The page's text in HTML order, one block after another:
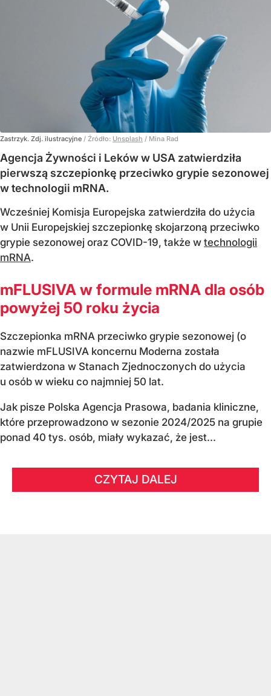
Zastrzyk. Zdj. ilustracyjne / Źródło: Unsplash / Mina Rad
Agencja Żywności i Leków w USA zatwierdziła
pierwszą szczepionkę przeciwko grypie sezonowej
w technologii mRNA.
Wcześniej Komisja Europejska zatwierdziła do użycia
w Unii Europejskiej szczepionkę skojarzoną przeciwko
grypie sezonowej oraz COVID-19, także w technologii
mRNA.
mFLUSIVA w formule mRNA dla osób
powyżej 50 roku życia
Szczepionka mRNA przeciwko grypie sezonowej (o
nazwie mFLUSIVA koncernu Moderna została
zatwierdzona w Stanach Zjednoczonych do użycia
u osób w wieku co najmniej 50 lat.
Jak pisze Polska Agencja Prasowa, badania kliniczne,
które przeprowadzono w sezonie 2024/2025 na grupie
ponad 40 tys. osób, miały wykazać, że jest...
CZYTAJ DALEJ